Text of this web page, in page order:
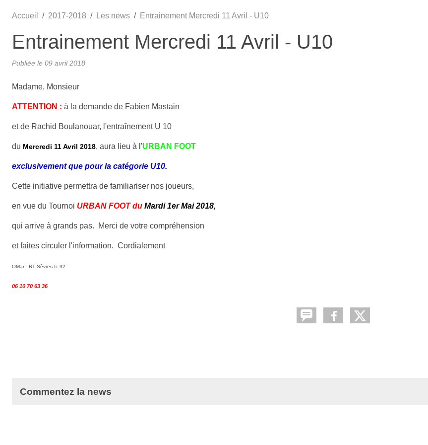
Accueil 2017-2018 Les news Entrainement Mercredi 11 Avril - U10
Entrainement Mercredi 11 Avril - U10
Publiée le 09 avril 2018
Madame, Monsieur
ATTENTION : à la demande de Fabien Mastain
et de Rachid Boulanouar, l'entraînement U 10
du Mercredi 11 Avril 2018, aura lieu à l'URBAN FOOT
exclusivement que pour la catégorie U10.
Cette initiative permettra de familiariser nos joueurs,
en vue du Tournoi URBAN FOOT du Mardi 1er Mai 2018,
qui arrive à grands pas. Merci de votre compréhension
et faites circuler l'information. Cordialement
OMar - RT Sèvres fc 92
06 10 70 63 36
Commentez la news